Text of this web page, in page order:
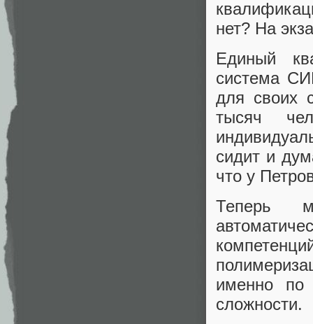
нет? На
Единый
система
для своих
тысяч
сидит и
что у
Теперь
именно по
сложности.